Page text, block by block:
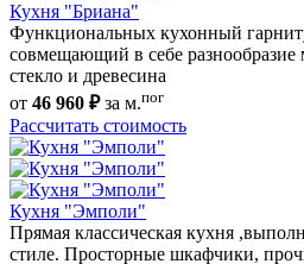
Кухня "Бриана"
Функциональных кухонный
совмещающий в себе разнообразие
стекло и древесина
от 46 960 ₽за м.пог
Рассчитать стоимость
Кухня "Эмполи"
Прямая классическая кухня
стиле. Просторные шкафчики,